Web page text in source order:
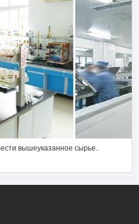
вышеуказанное сырье.